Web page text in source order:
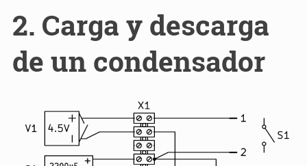
2. Carga y descarga
de un condensador